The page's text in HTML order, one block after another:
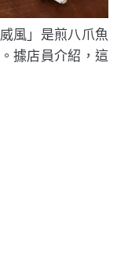
風」是煎八爪魚
據店員介紹，這